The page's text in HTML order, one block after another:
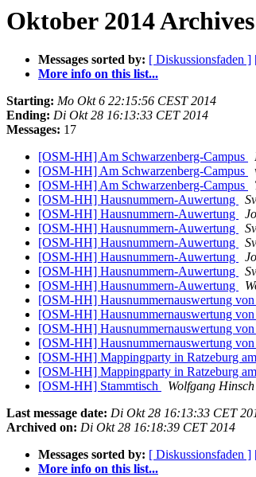
Oktober 2014
Messages sorted by: [ Diskussionsfaden ]
More info on this list...
Starting: Mo Okt 6 22:15:56 CEST 2014
Ending: Di Okt 28 16:13:33 CET 2014
Messages: 17
[OSM-HH] Am Schwarzenberg-Campus
[OSM-HH] Am Schwarzenberg-Campus
[OSM-HH] Am Schwarzenberg-Campus
[OSM-HH] Hausnummern-Auwertung
[OSM-HH] Hausnummern-Auwertung
[OSM-HH] Hausnummern-Auwertung
[OSM-HH] Hausnummern-Auwertung
[OSM-HH] Hausnummern-Auwertung
[OSM-HH] Hausnummern-Auwertung
[OSM-HH] Hausnummern-Auwertung
[OSM-HH] Hausnummernauswertung
[OSM-HH] Hausnummernauswertung
[OSM-HH] Hausnummernauswertung
[OSM-HH] Hausnummernauswertung
[OSM-HH] Mappingparty in Ratzeburg
[OSM-HH] Mappingparty in Ratzeburg
[OSM-HH] Stammtisch
Wolfgang Hinsch
Last message date: Di Okt 28 16:13:33 CET
Archived on: Di Okt 28 16:18:39 CET 2014
Messages sorted by: [ Diskussionsfaden ]
More info on this list...